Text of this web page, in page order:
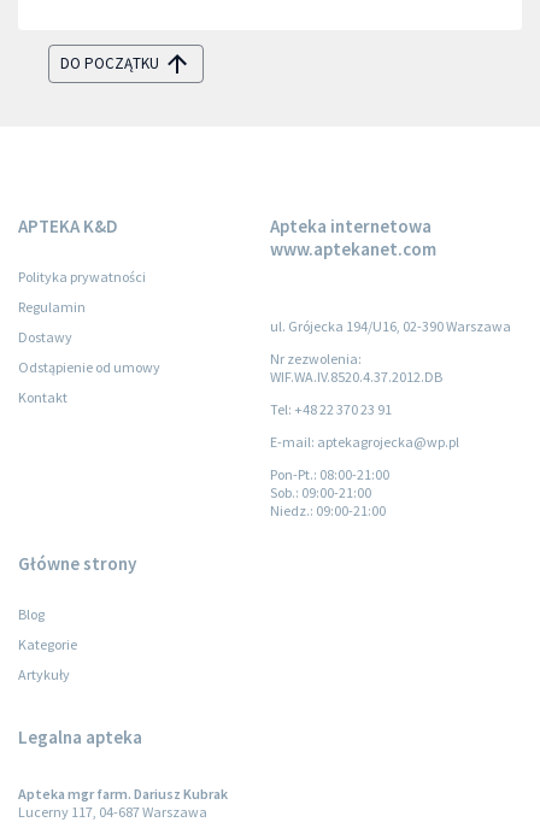
DO POCZĄTKU
APTEKA K&D
Polityka prywatności
Regulamin
Dostawy
Odstąpienie od umowy
Kontakt
Apteka internetowa
www.aptekanet.com
ul. Grójecka 194/U16, 02-390 Warszawa
Nr zezwolenia:
WIF.WA.IV.8520.4.37.2012.DB
Tel: +48 22 370 23 91
E-mail: aptekagrojecka@wp.pl
Pon-Pt.: 08:00-21:00
Sob.: 09:00-21:00
Niedz.: 09:00-21:00
Główne strony
Blog
Kategorie
Artykuły
Legalna apteka
Apteka mgr farm. Dariusz Kubrak
Lucerny 117, 04-687 Warszawa